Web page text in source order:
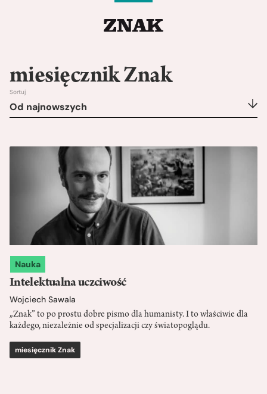
miesięcznik Znak
Sortuj
Od najnowszych
Nauka
Intelektualna uczciwość
Wojciech Sawala
„Znak” to po prostu dobre pismo dla humanisty. I to właściwie dla
każdego, niezależnie od specjalizacji czy światopoglądu.
miesięcznik Znak